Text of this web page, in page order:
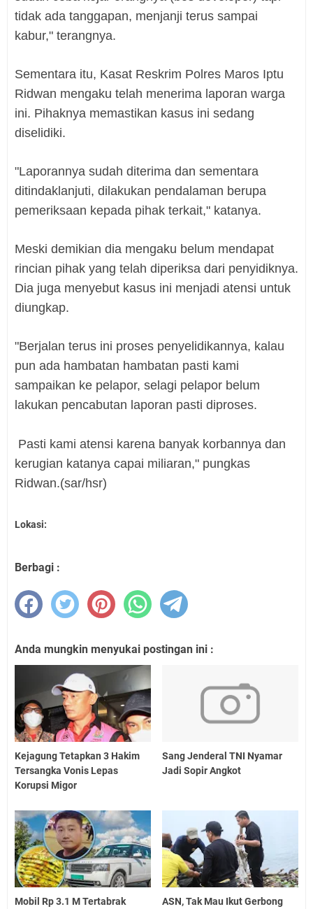
tidak ada tanggapan, menjanji terus sampai
kabur," terangnya.
Sementara itu, Kasat Reskrim Polres Maros Iptu
Ridwan mengaku telah menerima laporan warga
ini. Pihaknya memastikan kasus ini sedang
diselidiki.
"Laporannya sudah diterima dan sementara
ditindaklanjuti, dilakukan pendalaman berupa
pemeriksaan kepada pihak terkait," katanya.
Meski demikian dia mengaku belum mendapat
rincian pihak yang telah diperiksa dari penyidiknya.
Dia juga menyebut kasus ini menjadi atensi untuk
diungkap.
"Berjalan terus ini proses penyelidikannya, kalau
pun ada hambatan hambatan pasti kami
sampaikan ke pelapor, selagi pelapor belum
lakukan pencabutan laporan pasti diproses.
Pasti kami atensi karena banyak korbannya dan
kerugian katanya capai miliaran," pungkas
Ridwan.(sar/hsr)
Lokasi:
Berbagi :
Anda mungkin menyukai postingan ini :
Kejagung Tetapkan 3 Hakim
Tersangka Vonis Lepas
Korupsi Migor
Sang Jenderal TNI Nyamar
Jadi Sopir Angkot
Mobil Rp 3.1 M Tertabrak
ASN, Tak Mau Ikut Gerbong